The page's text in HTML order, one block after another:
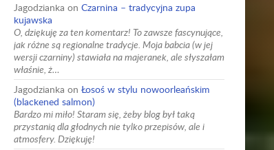
Jagodzianka on Czarnina – tradycyjna zupa
kujawska
O, dziękuję za ten komentarz! To zawsze fascynujące,
jak różne są regionalne tradycje. Moja babcia (w jej
wersji czarniny) stawiała na majeranek, ale słyszałam
właśnie, ż…
Jagodzianka on Łosoś w stylu nowoorleańskim
(blackened salmon)
Bardzo mi miło! Staram się, żeby blog był taką
przystanią dla głodnych nie tylko przepisów, ale i
atmosfery. Dziękuję!